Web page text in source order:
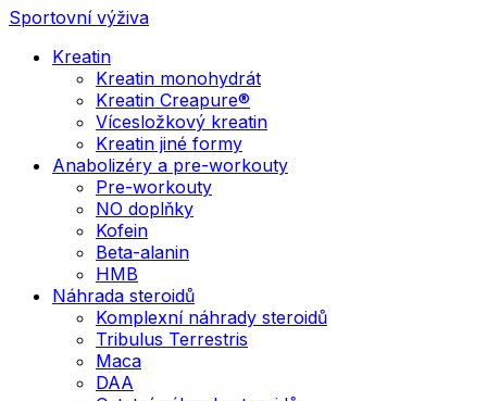
Sportovní výživa
Kreatin
Kreatin monohydrát
Kreatin Creapure®
Vícesložkový kreatin
Kreatin jiné formy
Anabolizéry a pre-workouty
Pre-workouty
NO doplňky
Kofein
Beta-alanin
HMB
Náhrada steroidů
Komplexní náhrady steroidů
Tribulus Terrestris
Maca
DAA